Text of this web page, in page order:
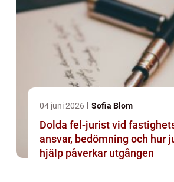
04 juni 2026 Sofia Blom
Dolda fel-jurist vid
ansvar, bedömning och hur
hjälp påverkar utgången